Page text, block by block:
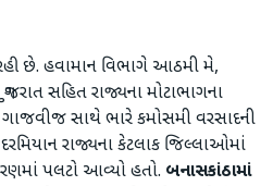
છે. હવામાન વિભાગે આઠમી મે,
સહિત રાજ્યના મોટાભાગના
સાથે ભારે કમોસમી વરસાદની
રાજ્યના કેટલાક જિલ્લાઓમાં
પલટો આવ્યો હતો. બનાસકાંઠામાં